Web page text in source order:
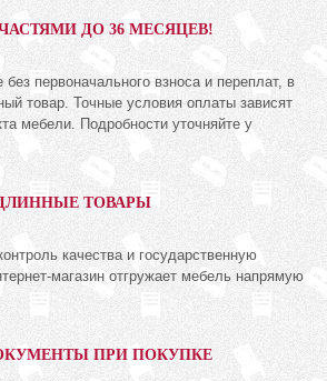
ДО 36 МЕСЯЦЕВ!
первоначального взноса и переплат, в
товар. Точные условия оплаты зависят
мебели. Подробности уточняйте у
ТОВАРЫ
качества и государственную
магазин отгружает мебель напрямую
ПРИ ПОКУПКЕ